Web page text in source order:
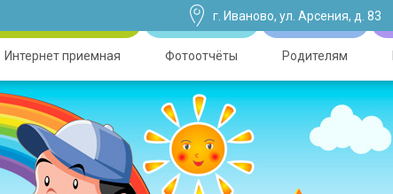
г. Иваново, ул. Арсения, д. 83
Интернет приемная Фотоотчёты Родителям